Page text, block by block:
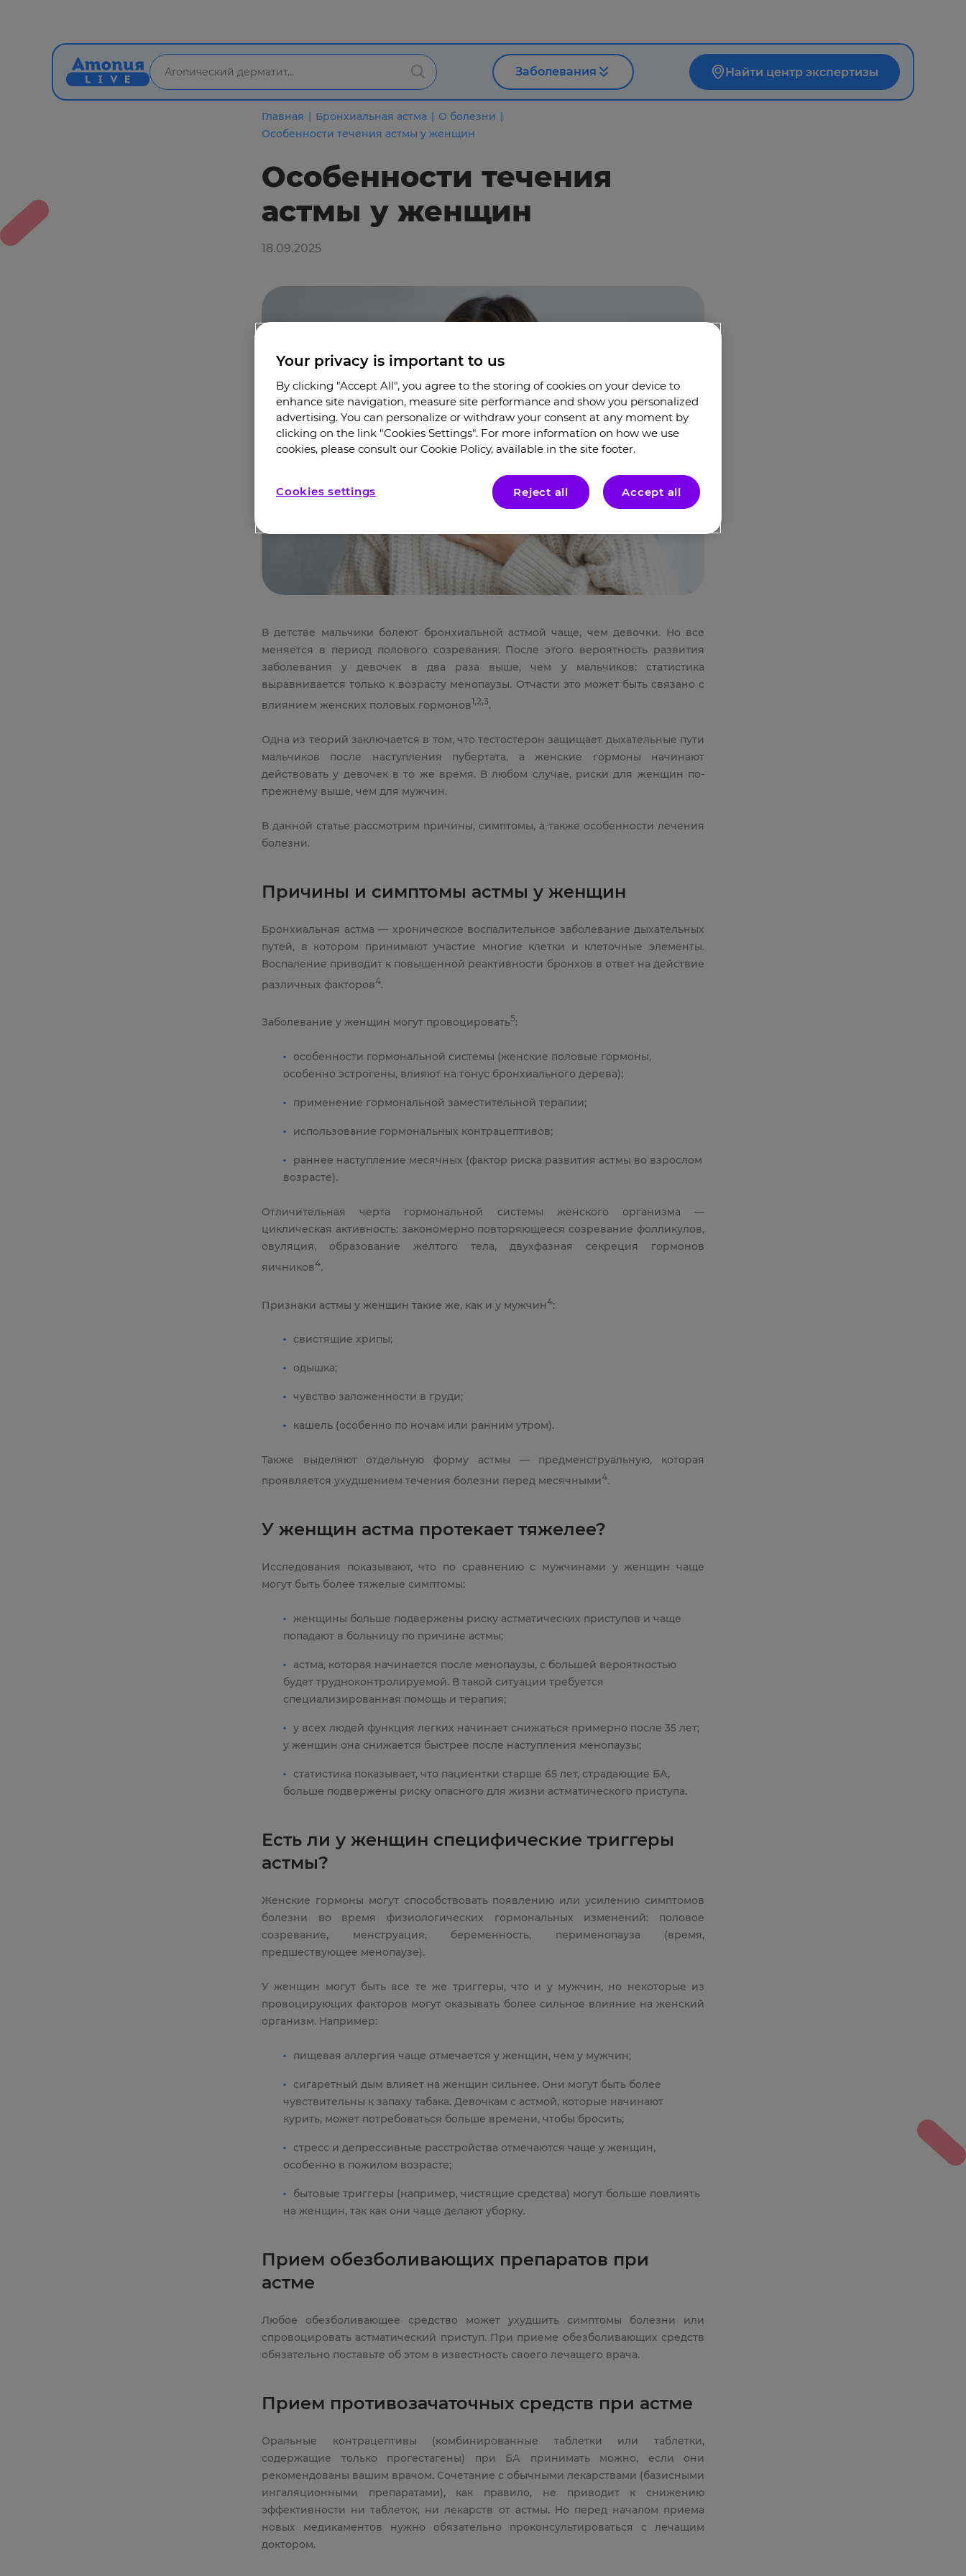
Заболевания Найти центр экспертизы
Главная Бронхиальная астма
О болезни
Особенности течения астмы у женщин
Особенности течения
астмы у женщин
18.09.2025
В детстве мальчики болеют бронхиальной астмой чаще, чем девочки. Но все
меняется в период полового созревания. После этого вероятность развития
заболевания у девочек в два раза выше, чем у мальчиков: статистика
выравнивается только к возрасту менопаузы. Отчасти это может быть связано с
влиянием женских половых гормонов1,2,3.
Одна из теорий заключается в том, что тестостерон защищает дыхательные пути
мальчиков после наступления пубертата, а женские гормоны начинают
действовать у девочек в то же время. В любом случае, риски для женщин по-
прежнему выше, чем для мужчин.
В данной статье рассмотрим причины, симптомы, а также особенности лечения
болезни.
Причины и симптомы астмы у женщин
Бронхиальная астма — хроническое воспалительное заболевание дыхательных
путей, в котором принимают участие многие клетки и клеточные элементы.
Воспаление приводит к повышенной реактивности бронхов в ответ на действие
различных факторов4.
Заболевание у женщин могут провоцировать5:
особенности гормональной системы (женские половые гормоны,
особенно эстрогены, влияют на тонус бронхиального дерева);
применение гормональной заместительной терапии;
использование гормональных контрацептивов;
раннее наступление месячных (фактор риска развития астмы во взрослом
возрасте).
Отличительная черта гормональной системы женского организма —
циклическая активность: закономерно повторяющееся созревание фолликулов,
овуляция, образование желтого тела, двухфазная секреция гормонов
яичников4.
Признаки астмы у женщин такие же, как и у мужчин4:
свистящие хрипы;
одышка;
чувство заложенности в груди;
кашель (особенно по ночам или ранним утром).
Также выделяют отдельную форму астмы — предменструальную, которая
проявляется ухудшением течения болезни перед месячными4.
У женщин астма протекает тяжелее?
Исследования показывают, что по сравнению с мужчинами у женщин чаще
могут быть более тяжелые симптомы:
женщины больше подвержены риску астматических приступов и чаще
попадают в больницу по причине астмы;
астма, которая начинается после менопаузы, с большей вероятностью
будет трудноконтролируемой. В такой ситуации требуется
специализированная помощь и терапия;
у всех людей функция легких начинает снижаться примерно после 35 лет;
у женщин она снижается быстрее после наступления менопаузы;
статистика показывает, что пациентки старше 65 лет, страдающие БА,
больше подвержены риску опасного для жизни астматического приступа.
Есть ли у женщин специфические триггеры
астмы?
Женские гормоны могут способствовать появлению или усилению симптомов
болезни во время физиологических гормональных изменений: половое
созревание, менструация, беременность, перименопауза (время,
предшествующее менопаузе).
У женщин могут быть все те же триггеры, что и у мужчин, но некоторые из
провоцирующих факторов могут оказывать более сильное влияние на женский
организм. Например:
пищевая аллергия чаще отмечается у женщин, чем у мужчин;
сигаретный дым влияет на женщин сильнее. Они могут быть более
чувствительны к запаху табака. Девочкам с астмой, которые начинают
курить, может потребоваться больше времени, чтобы бросить;
стресс и депрессивные расстройства отмечаются чаще у женщин,
особенно в пожилом возрасте;
бытовые триггеры (например, чистящие средства) могут больше повлиять
на женщин, так как они чаще делают уборку.
Прием обезболивающих препаратов при
астме
Любое обезболивающее средство может ухудшить симптомы болезни или
спровоцировать астматический приступ. При приеме обезболивающих средств
обязательно поставьте об этом в известность своего лечащего врача.
Прием противозачаточных средств при астме
Оральные контрацептивы (комбинированные таблетки или таблетки,
содержащие только прогестагены) при БА принимать можно, если они
рекомендованы вашим врачом. Сочетание с обычными лекарствами (базисными
ингаляционными препаратами), как правило, не приводит к снижению
эффективности ни таблеток, ни лекарств от астмы. Но перед началом приема
новых медикаментов нужно обязательно проконсультироваться с лечащим
доктором.
Your privacy is important to us
By clicking "Accept All", you agree to the storing of cookies on your device to
enhance site navigation, measure site performance and show you personalized
advertising. You can personalize or withdraw your consent at any moment by
clicking on the link "Cookies Settings". For more information on how we use
cookies, please consult our Cookie Policy, available in the site footer.
Cookies settings Reject all Accept all